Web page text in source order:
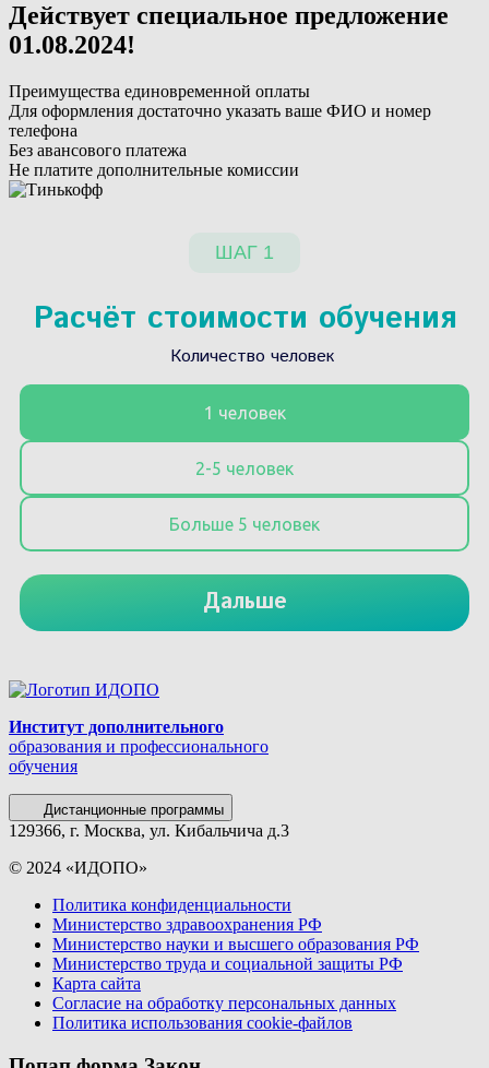
Действует специальное предложение
01.08.2024!
Преимущества единовременной оплаты
Для оформления достаточно указать ваше ФИО и номер
телефона
Без авансового платежа
Не платите дополнительные комиссии
Институт дополнительного
образования и профессионального
обучения
Дистанционные программы
129366, г. Москва, ул. Кибальчича д.3
© 2024 «ИДОПО»
Политика конфиденциальности
Министерство здравоохранения РФ
Министерство науки и высшего образования РФ
Министерство труда и социальной защиты РФ
Карта сайта
Согласие на обработку персональных данных
Политика использования сookie-файлов